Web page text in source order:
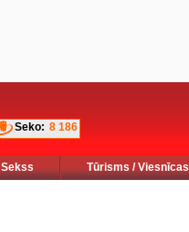
Seko: 8 186
Sekss Tūrisms / Viesnīcas